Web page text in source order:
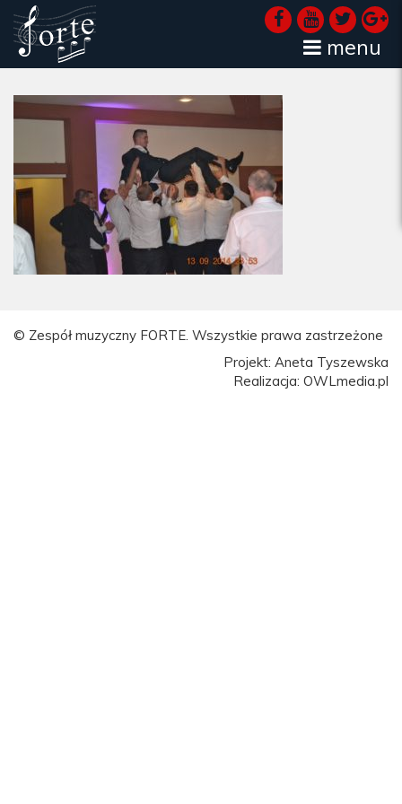
menu
© Zespół muzyczny FORTE. Wszystkie prawa zastrzeżone
Projekt: Aneta Tyszewska
Realizacja: OWLmedia.pl